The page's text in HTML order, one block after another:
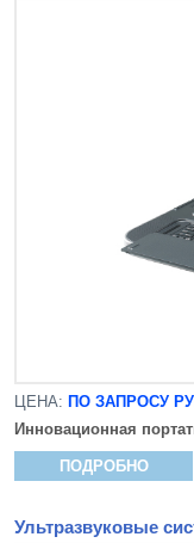
ЦЕНА: ПО ЗАПРОСУ
Инновационная
ПОДРОБНО
Ультразвуковые